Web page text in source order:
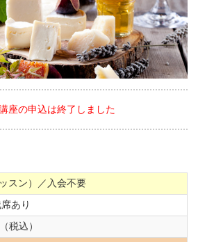
座の申込は終了しました
スン）／入会不要
あり
税込）